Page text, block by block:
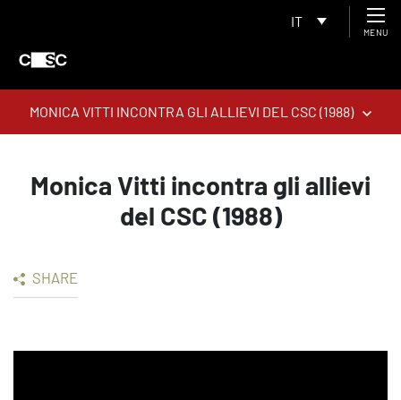
IT
MENU
MONICA VITTI INCONTRA GLI ALLIEVI DEL CSC (1988)
Monica Vitti incontra gli allievi
del CSC (1988)
SHARE